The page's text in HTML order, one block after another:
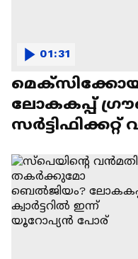
ലോകകപ്പ്
01:31